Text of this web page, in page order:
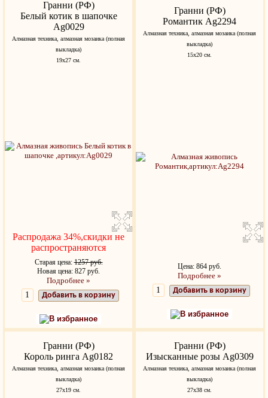
Гранни (РФ)
Белый котик в шапочке
Ag0029
Алмазная техника, алмазная мозаика (полная
выкладка)
19х27 см.
Распродажа 34%,скидки не
распространяются
Старая цена:1257 руб.
Новая цена: 827 руб.
Подробнее »
Добавить в корзину
В избранное
Гранни (РФ)
Романтик Ag2294
Алмазная техника, алмазная мозаика (полная
выкладка)
15х20 см.
Цена: 864 руб.
Подробнее »
Добавить в корзину
В избранное
Гранни (РФ)
Король ринга Ag0182
Алмазная техника, алмазная мозаика (полная
выкладка)
27х19 см.
Гранни (РФ)
Изысканные розы Ag0309
Алмазная техника, алмазная мозаика (полная
выкладка)
27х38 см.